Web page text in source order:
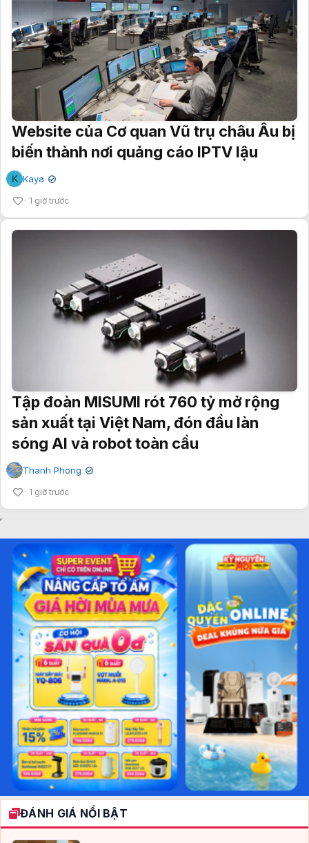
Website của Cơ quan Vũ trụ châu Âu bị
biến thành nơi quảng cáo IPTV lậu
K Kaya ✔
1 giờ trước
Tập đoàn MISUMI rót 760 tỷ mở rộng
sản xuất tại Việt Nam, đón đầu làn
sóng AI và robot toàn cầu
Thanh Phong ✔
1 giờ trước
ĐÁNH GIÁ NỔI BẬT